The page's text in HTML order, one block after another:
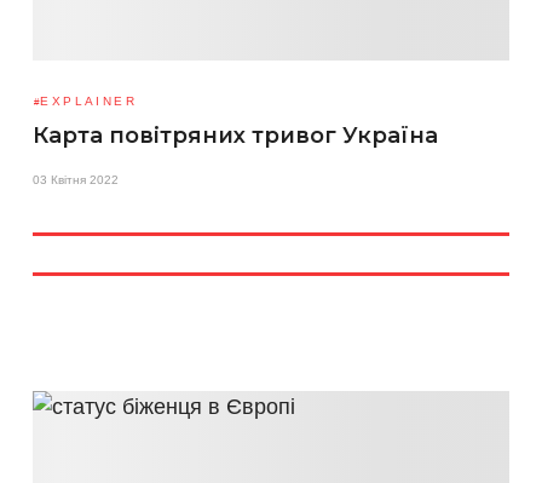
EXPLAINER
Карта повітряних тривог Україна
03 Квітня 2022